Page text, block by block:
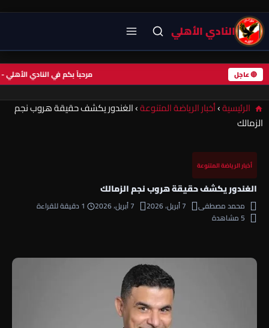
النادي الأهلي
🔴 عاجل مرحباً بكم في النادي
الرئيسية›أخبار الرياضة المتنوعة›الغندور يكشف حقيقة هروب نجم
الزمالك
أخبار الرياضة المتنوعة
الغندور يكشف حقيقة هروب نجم الزمالك
محمد مصطفى 7 أبريل، 2026 7 أبريل، 2026
1 دقيقة للقراءة
5 مشاهدة